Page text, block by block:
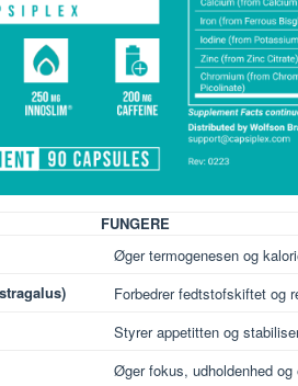
FUNGERE
Øger termogenesen og
Forbedrer fedtstofskiftet og
Styrer appetitten og
Øger fokus, udholdenhed og